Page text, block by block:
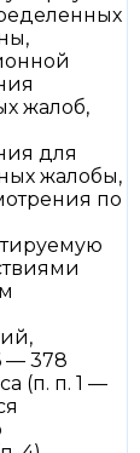
жалоб,
для
жалобы,
по
— 378
(п. п. 1 —